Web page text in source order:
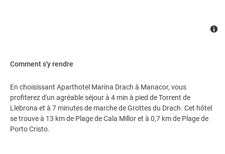
Comment s'y rendre
En choisissant Aparthotel Marina Drach à Manacor, vous
profiterez d'un agréable séjour à 4 min à pied de Torrent de
Llebrona et à 7 minutes de marche de Grottes du Drach. Cet hôtel
se trouve à 13 km de Plage de Cala Millor et à 0,7 km de Plage de
Porto Cristo.